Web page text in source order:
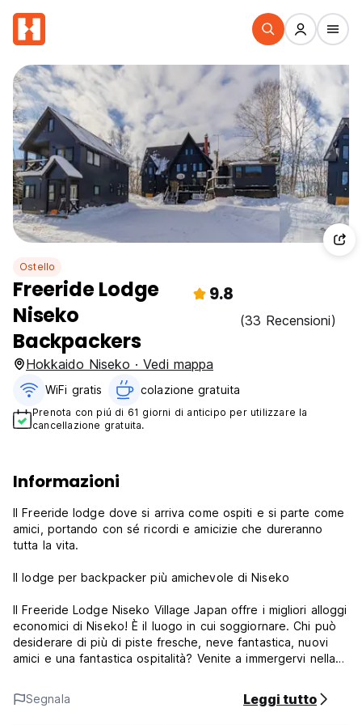
Ostello
Freeride Lodge
Niseko
Backpackers
9.8
(33 Recensioni)
Hokkaido Niseko · Vedi mappa
WiFi gratis colazione gratuita‎
Prenota con piú di 61 giorni di anticipo per utilizzare la
cancellazione gratuita.
Informazioni
Il Freeride lodge dove si arriva come ospiti e si parte come
amici, portando con sé ricordi e amicizie che dureranno
tutta la vita.
Il lodge per backpacker più amichevole di Niseko
Il Freeride Lodge Niseko Village Japan offre i migliori alloggi
economici di Niseko! È il luogo in cui soggiornare. Chi può
desiderare di più di piste fresche, neve fantastica, nuovi
amici e una fantastica ospitalità? Venite a immergervi nella
Ci teniamo molto a farvi vivere la migliore esperienza di
Segnala Leggi tutto